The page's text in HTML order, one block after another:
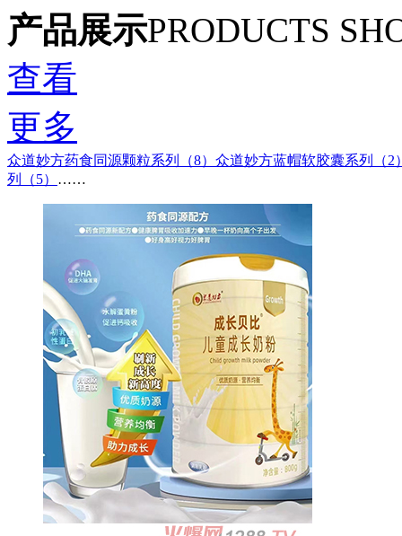
产品展示PRODUCTS
查看
更多
众道妙方药食同源颗粒系列（8） 众道妙方蓝帽软胶囊系列（2
列（5） ……